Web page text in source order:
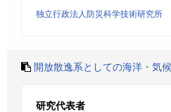
独立行政法人防災科学技術研究所
開放散逸系としての海洋・気
研究代表者